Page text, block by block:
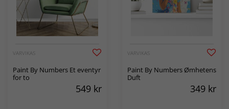
VARVIKAS
Paint By Numbers Et eventyr
for to
549 kr
VARVIKAS
Paint By Numbers Ømhetens
Duft
349 kr